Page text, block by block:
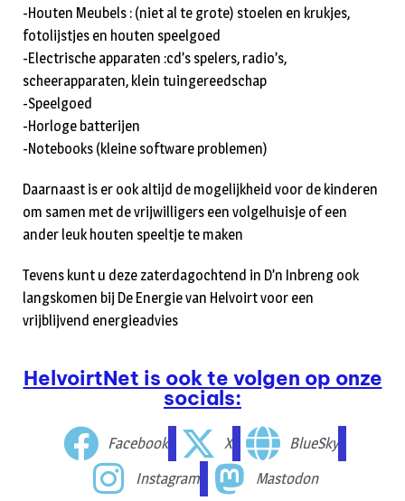
-Houten Meubels : (niet al te grote) stoelen en krukjes,
fotolijstjes en houten speelgoed
-Electrische apparaten :cd’s spelers, radio’s,
scheerapparaten, klein tuingereedschap
-Speelgoed
-Horloge batterijen
-Notebooks (kleine software problemen)
Daarnaast is er ook altijd de mogelijkheid voor de kinderen
om samen met de vrijwilligers een volgelhuisje of een
ander leuk houten speeltje te maken
Tevens kunt u deze zaterdagochtend in D’n Inbreng ook
langskomen bij De Energie van Helvoirt voor een
vrijblijvend energieadvies
HelvoirtNet is ook te volgen op onze
socials:
Facebook X
BlueSky
Instagram
Mastodon